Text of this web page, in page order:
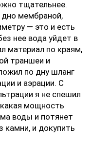
тщательнее.
дно мембраной,
— это и есть
нее вода уйдет в
материал по краям,
траншеи и
по дну шланг
и аэрации. С
я не спешил
мощность
воды и потянет
камни, и докупить